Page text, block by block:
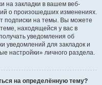
на закладки в вашем веб-
о произошедших изменениях.
подписки на темы. Вы можете
находящейся у вас в
уведомления об
уведомлений для закладок и
настройки» личного раздела.
на определённую тему?